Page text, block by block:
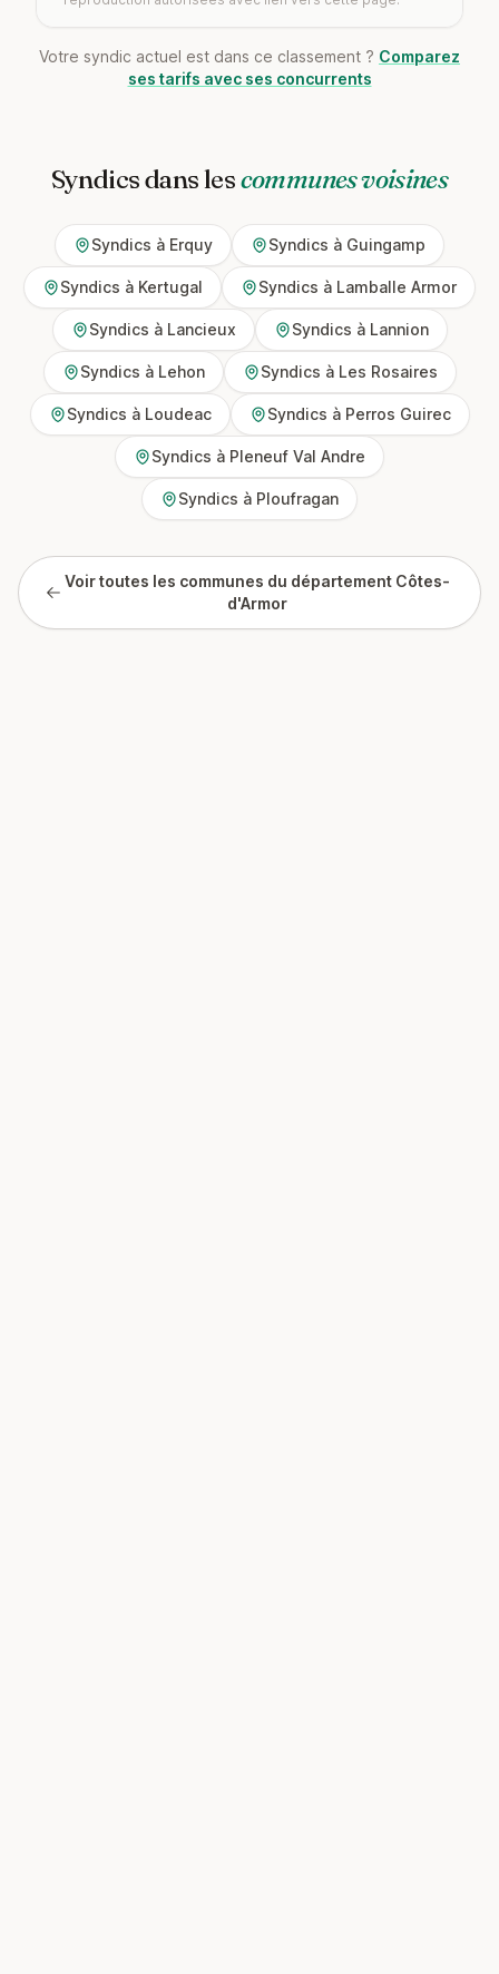
Votre syndic actuel est dans ce classement ? Comparez
ses tarifs avec ses concurrents
Syndics dans lescommunes voisines
Syndics à Erquy Syndics à Guingamp
Syndics à Kertugal Syndics à Lamballe Armor
Syndics à Lancieux Syndics à Lannion
Syndics à Lehon Syndics à Les Rosaires
Syndics à Loudeac Syndics à Perros Guirec
Syndics à Pleneuf Val Andre
Syndics à Ploufragan
Voir toutes les communes du département Côtes-
d'Armor